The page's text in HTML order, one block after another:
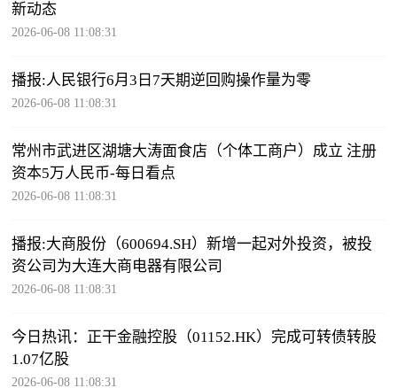
新动态
2026-06-08 11:08:31
播报:人民银行6月3日7天期逆回购操作量为零
2026-06-08 11:08:31
常州市武进区湖塘大涛面食店（个体工商户）成立 注册
资本5万人民币-每日看点
2026-06-08 11:08:31
播报:大商股份（600694.SH）新增一起对外投资，被投
资公司为大连大商电器有限公司
2026-06-08 11:08:31
今日热讯：正干金融控股（01152.HK）完成可转债转股
1.07亿股
2026-06-08 11:08:31